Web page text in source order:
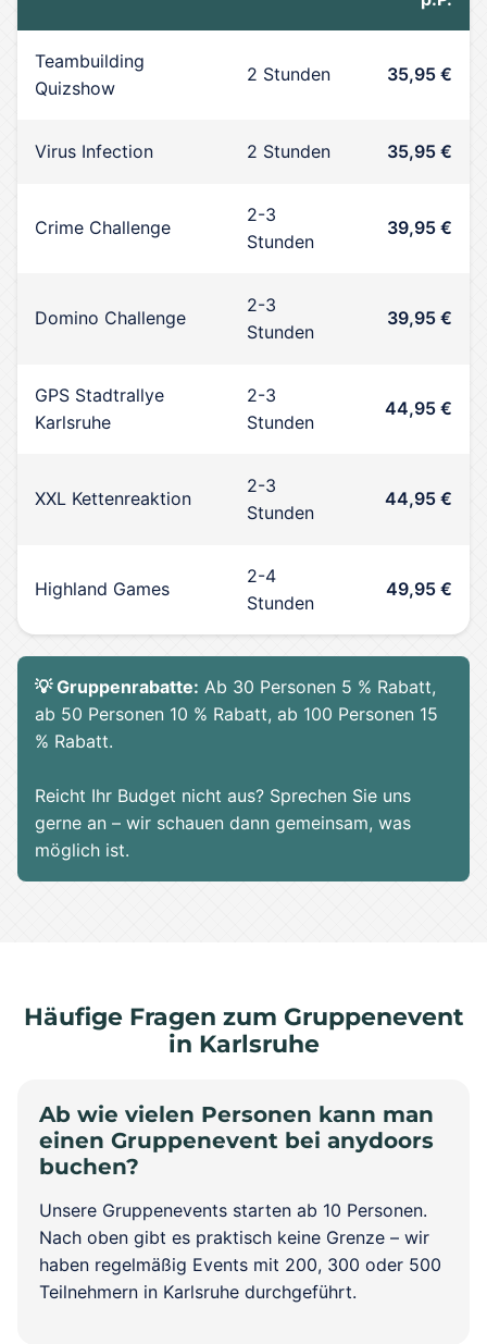
Teambuilding
Quizshow
2 Stunden 35,95 €
Virus Infection 2 Stunden 35,95 €
Crime Challenge
2-3
Stunden
39,95 €
Domino Challenge
2-3
Stunden
39,95 €
GPS Stadtrallye
Karlsruhe
2-3
Stunden
44,95 €
XXL Kettenreaktion
2-3
Stunden
44,95 €
Highland Games
2-4
Stunden
49,95 €
💡 Gruppenrabatte: Ab 30 Personen 5 % Rabatt,
ab 50 Personen 10 % Rabatt, ab 100 Personen 15
% Rabatt.
Reicht Ihr Budget nicht aus? Sprechen Sie uns
gerne an – wir schauen dann gemeinsam, was
möglich ist.
Häufige Fragen zum Gruppenevent
in Karlsruhe
Ab wie vielen Personen kann man
einen Gruppenevent bei anydoors
buchen?
Unsere Gruppenevents starten ab 10 Personen.
Nach oben gibt es praktisch keine Grenze – wir
haben regelmäßig Events mit 200, 300 oder 500
Teilnehmern in Karlsruhe durchgeführt.